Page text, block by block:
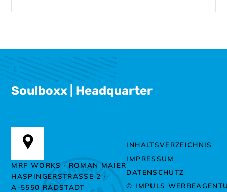
Soulboxx | Headquarter
MRF WORKS · ROMAN MAIER
HASPINGERSTRASSE 2 ·
A-5550 RADSTADT
INHALTSVERZEICHNIS
IMPRESSUM
DATENSCHUTZ
© IMPULS